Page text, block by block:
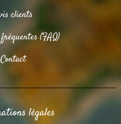
clients
(FAQ)
Contact
légales